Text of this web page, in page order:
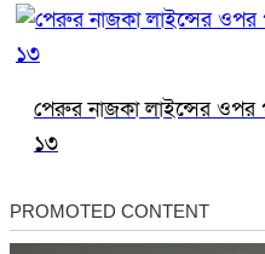
পেরুর নাজকা লাইন্সের ওপর
১৩